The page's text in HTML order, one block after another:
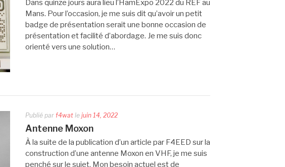
Dans quinze jours aura lieu l’HamExpo 2022 du REF au
Mans. Pour l’occasion, je me suis dit qu’avoir un petit
badge de présentation serait une bonne occasion de
présentation et facilité d’abordage. Je me suis donc
orienté vers une solution…
Publié par f4wat le juin 14, 2022
Antenne Moxon
À la suite de la publication d’un article par F4EED sur la
construction d’une antenne Moxon en VHF, je me suis
penché sur le sujet. Mon besoin actuel est de